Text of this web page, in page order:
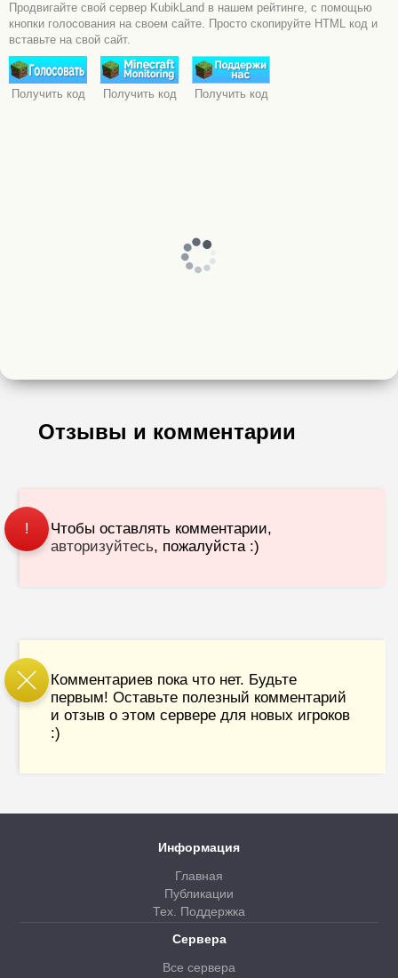
Продвигайте свой сервер KubikLand в нашем рейтинге, с помощью
кнопки голосования на своем сайте. Просто скопируйте HTML код и
вставьте на свой сайт.
Получить код Получить код Получить код
Отзывы и комментарии
!
Чтобы оставлять комментарии,
авторизуйтесь, пожалуйста :)
Комментариев пока что нет. Будьте
первым! Оставьте полезный комментарий
и отзыв о этом сервере для новых игроков
:)
Информация
Главная
Публикации
Тех. Поддержка
Сервера
Все сервера